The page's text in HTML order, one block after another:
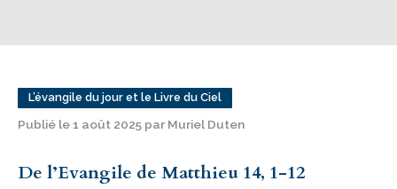
L’évangile du jour et le Livre du Ciel
Publié le 1 août 2025 par Muriel Duten
De l’Evangile de Matthieu 14, 1-12